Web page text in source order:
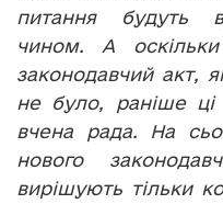
питання будуть
чином. А
законодавчий акт,
не було, раніше ці
вчена рада. На
нового
вирішують тільки